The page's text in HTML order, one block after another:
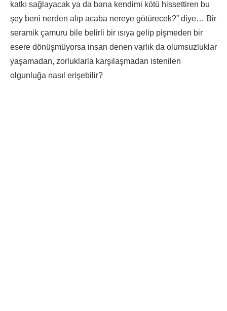
katkı sağlayacak ya da bana kendimi kötü hissettiren bu
şey beni nerden alıp acaba nereye götürecek?” diye… Bir
seramik çamuru bile belirli bir ısıya gelip pişmeden bir
esere dönüşmüyorsa insan denen varlık da olumsuzluklar
yaşamadan, zorluklarla karşılaşmadan istenilen
olgunluğa nasıl erişebilir?